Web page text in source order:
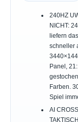
240HZ
NICHT:
liefern
schneller
Panel,
Farben.
Spiel
AI